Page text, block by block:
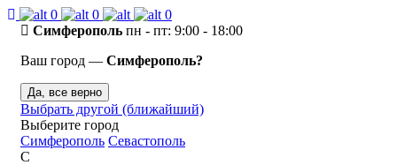
0 0
0
Симферополь пн - пт: 9:00 - 18:00
Ваш город — Симферополь?
Да, все верно
Выбрать другой (ближайший)
Выберите город
Симферополь Севастополь
С